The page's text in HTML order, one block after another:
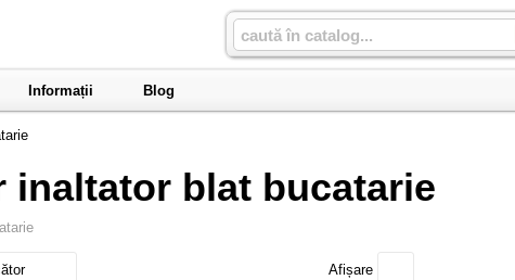
Informații Blog
inaltator blat bucatarie
Afișare